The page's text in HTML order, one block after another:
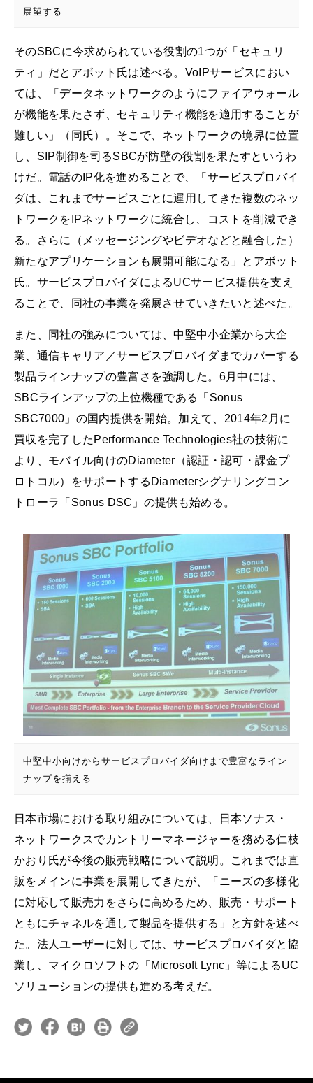
展望する
そのSBCに今求められている役割の1つが「セキュリ
ティ」だとアボット氏は述べる。VoIPサービスにおい
ては、「データネットワークのようにファイアウォール
が機能を果たさず、セキュリティ機能を適用することが
難しい」（同氏）。そこで、ネットワークの境界に位置
し、SIP制御を司るSBCが防壁の役割を果たすというわ
けだ。電話のIP化を進めることで、「サービスプロバイ
ダは、これまでサービスごとに運用してきた複数のネッ
トワークをIPネットワークに統合し、コストを削減でき
る。さらに（メッセージングやビデオなどと融合した）
新たなアプリケーションも展開可能になる」とアボット
氏。サービスプロバイダによるUCサービス提供を支え
ることで、同社の事業を発展させていきたいと述べた。
また、同社の強みについては、中堅中小企業から大企
業、通信キャリア／サービスプロバイダまでカバーする
製品ラインナップの豊富さを強調した。6月中には、
SBCラインアップの上位機種である「Sonus
SBC7000」の国内提供を開始。加えて、2014年2月に
買収を完了したPerformance Technologies社の技術に
より、モバイル向けのDiameter（認証・認可・課金プ
ロトコル）をサポートするDiameterシグナリングコン
トローラ「Sonus DSC」の提供も始める。
中堅中小向けからサービスプロバイダ向けまで豊富なライン
ナップを揃える
日本市場における取り組みについては、日本ソナス・
ネットワークスでカントリーマネージャーを務める仁枝
かおり氏が今後の販売戦略について説明。これまでは直
販をメインに事業を展開してきたが、「ニーズの多様化
に対応して販売力をさらに高めるため、販売・サポート
ともにチャネルを通して製品を提供する」と方針を述べ
た。法人ユーザーに対しては、サービスプロバイダと協
業し、マイクロソフトの「Microsoft Lync」等によるUC
ソリューションの提供も進める考えだ。